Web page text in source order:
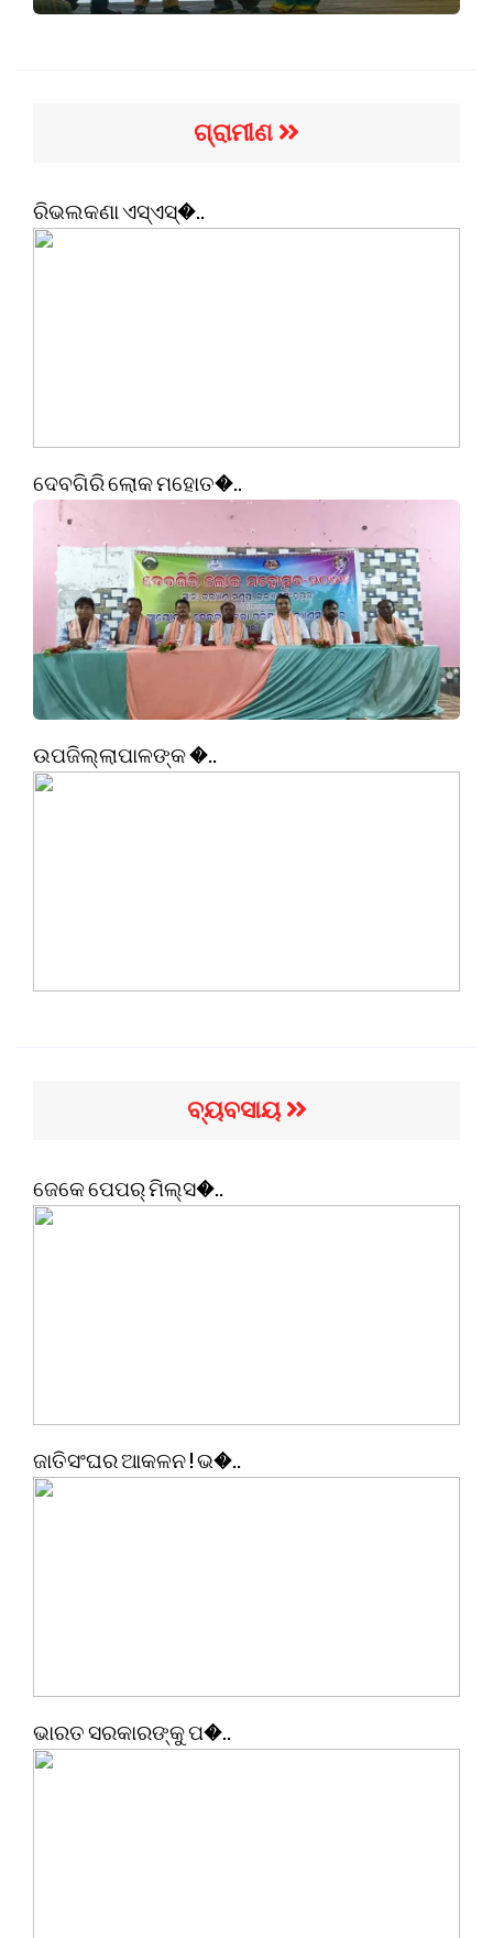
ଗ୍ରାମୀଣ
ରିଭଲକଣା ଏସ୍‌ଏସ୍�..
ଦେବଗିରି ଲୋକ ମହୋତ�..
ଉପଜିଲ୍ଲାପାଳଙ୍କ �..
ବ୍ୟବସାୟ
ଜେକେ ପେପର୍ ମିଲ୍ସ�..
ଜାତିସଂଘର ଆକଳନ ! ଭ�..
ଭାରତ ସରକାରଙ୍କୁ ପ�..